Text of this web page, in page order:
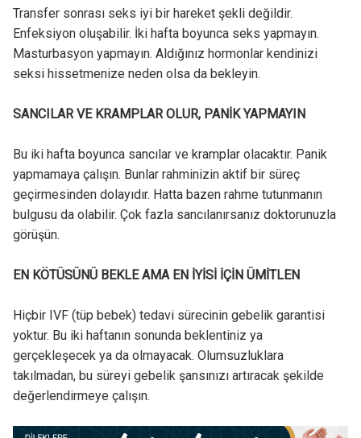
Transfer sonrası seks iyi bir hareket şekli değildir.
Enfeksiyon oluşabilir. İki hafta boyunca seks yapmayın.
Masturbasyon yapmayın. Aldığınız hormonlar kendinizi
seksi hissetmenize neden olsa da bekleyin.
SANCILAR VE KRAMPLAR OLUR, PANİK YAPMAYIN
Bu iki hafta boyunca sancılar ve kramplar olacaktır. Panik
yapmamaya çalışın. Bunlar rahminizin aktif bir süreç
geçirmesinden dolayıdır. Hatta bazen rahme tutunmanın
bulgusu da olabilir. Çok fazla sancılanırsanız doktorunuzla
görüşün.
EN KÖTÜSÜNÜ BEKLE AMA EN İYİSİ İÇİN ÜMİTLEN
Hiçbir IVF (tüp bebek) tedavi sürecinin gebelik garantisi
yoktur. Bu iki haftanın sonunda beklentiniz ya
gerçekleşecek ya da olmayacak. Olumsuzluklara
takılmadan, bu süreyi gebelik şansınızı artıracak şekilde
değerlendirmeye çalışın.